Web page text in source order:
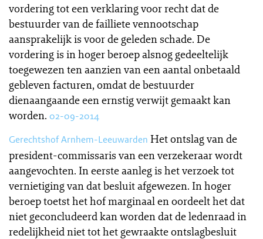
vordering tot een verklaring voor recht dat de
bestuurder van de failliete vennootschap
aansprakelijk is voor de geleden schade. De
vordering is in hoger beroep alsnog gedeeltelijk
toegewezen ten aanzien van een aantal onbetaald
gebleven facturen, omdat de bestuurder
dienaangaande een ernstig verwijt gemaakt kan
worden. 02-09-2014
Gerechtshof Arnhem-Leeuwarden Het ontslag van de
president-commissaris van een verzekeraar wordt
aangevochten. In eerste aanleg is het verzoek tot
vernietiging van dat besluit afgewezen. In hoger
beroep toetst het hof marginaal en oordeelt het dat
niet geconcludeerd kan worden dat de ledenraad in
redelijkheid niet tot het gewraakte ontslagbesluit